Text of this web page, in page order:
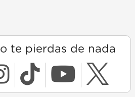
te pierdas de nada